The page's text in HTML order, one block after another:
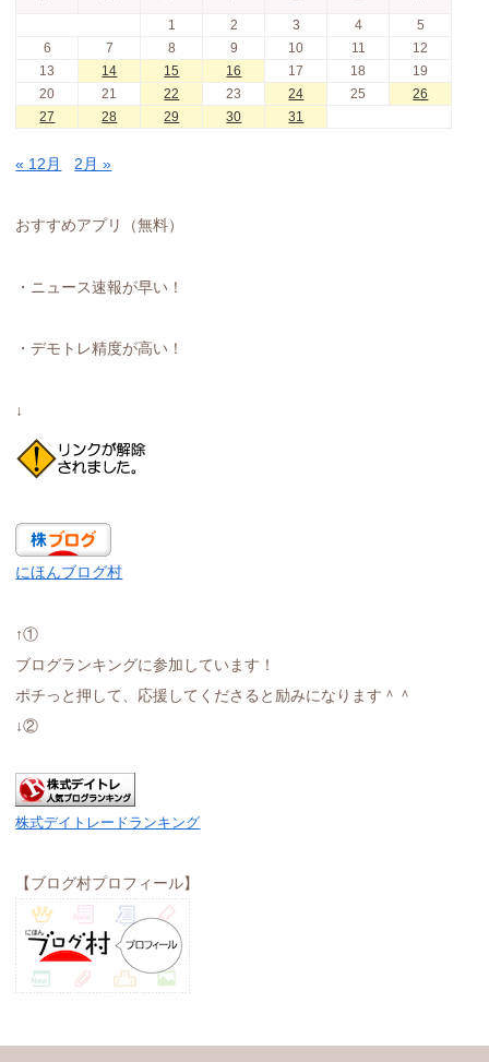
1 2 3 4
5
6
7 8 9 10 11
12
13
14 15 16 17 18
19
20
21 22 23 24 25
26
27
28 29 30 31
« 12月 2月 »
おすすめアプリ（無料）
・ニュース速報が早い！
・デモトレ精度が高い！
↓
にほんブログ村
↑①
ブログランキングに参加しています！
ポチっと押して、応援してくださると励みになります＾＾
↓②
株式デイトレードランキング
【ブログ村プロフィール】